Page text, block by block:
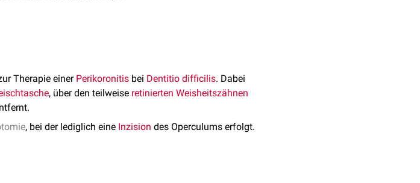
Therapie einer Perikoronitis bei Dentitio difficilis. Dabei
, über den teilweise retinierten Weisheitszähnen
, bei der lediglich eine Inzision des Operculums erfolgt.